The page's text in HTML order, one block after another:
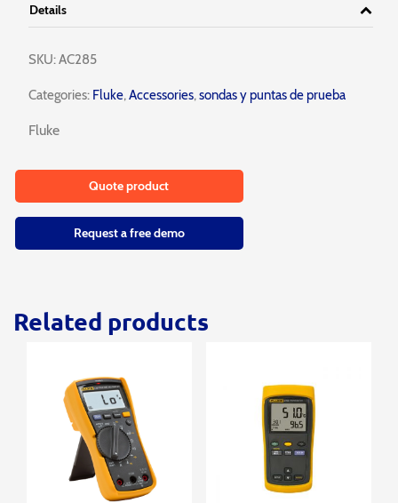
Details
SKU:AC285
Categories:Fluke,Accessories,sondas y puntas de prueba
Fluke
Quote product
Request a free demo
Related products